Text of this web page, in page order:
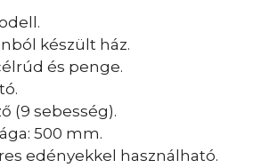
készült ház.
és penge.
(9 sebesség).
500 mm.
edényekkel használható.